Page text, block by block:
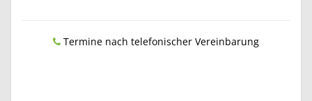
Termine nach telefonischer Vereinbarung